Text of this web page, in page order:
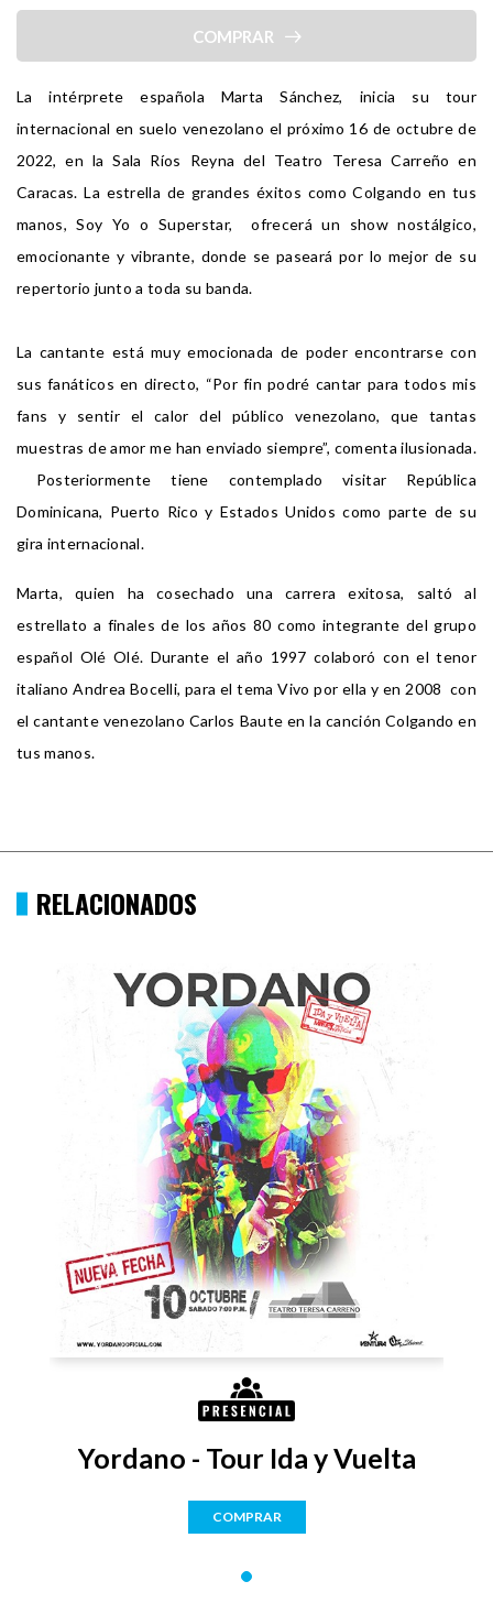
COMPRAR
La intérprete española Marta Sánchez, inicia su tour
internacional en suelo venezolano el próximo 16 de octubre de
2022, en la Sala Ríos Reyna del Teatro Teresa Carreño en
Caracas. La estrella de grandes éxitos como Colgando en tus
manos, Soy Yo o Superstar, ofrecerá un show nostálgico,
emocionante y vibrante, donde se paseará por lo mejor de su
repertorio junto a toda su banda.
La cantante está muy emocionada de poder encontrarse con
sus fanáticos en directo, “Por fin podré cantar para todos mis
fans y sentir el calor del público venezolano, que tantas
muestras de amor me han enviado siempre”, comenta ilusionada.
Posteriormente tiene contemplado visitar República
Dominicana, Puerto Rico y Estados Unidos como parte de su
gira internacional.
Marta, quien ha cosechado una carrera exitosa, saltó al
estrellato a finales de los años 80 como integrante del grupo
español Olé Olé. Durante el año 1997 colaboró con el tenor
italiano Andrea Bocelli, para el tema Vivo por ella y en 2008 con
el cantante venezolano Carlos Baute en la canción Colgando en
tus manos.
RELACIONADOS
Yordano - Tour Ida y Vuelta
COMPRAR